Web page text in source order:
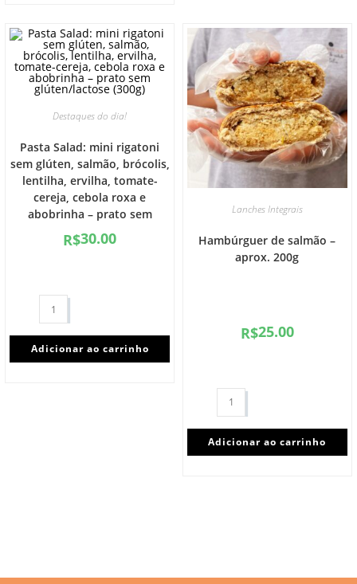
Destaques do dia!
Pasta Salad: mini rigatoni
sem glúten, salmão, brócolis,
lentilha, ervilha, tomate-
cereja, cebola roxa e
abobrinha – prato sem
glúten/lactose (300g)
R$30.00
Adicionar ao carrinho
Lanches Integrais
Hambúrguer de salmão –
aprox. 200g
R$25.00
Adicionar ao carrinho